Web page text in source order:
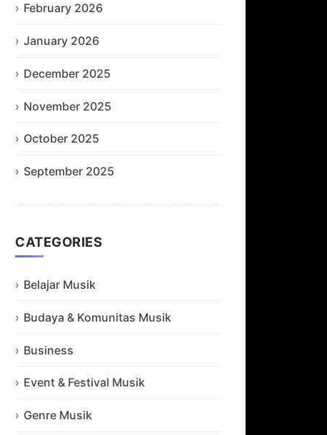
February 2026
January 2026
December 2025
November 2025
October 2025
September 2025
CATEGORIES
Belajar Musik
Budaya & Komunitas Musik
Business
Event & Festival Musik
Genre Musik